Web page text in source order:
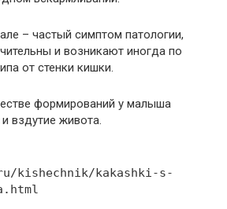
– частый симптом патологии,
и возникают иногда по
от стенки кишки.
формирований у малыша
вздутие живота.
kishechnik/kakashki-s-